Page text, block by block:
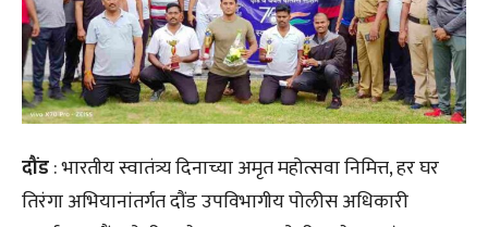
दौंड: भारतीय स्वातंत्र्य दिनाच्या अमृत महोत्सवा निमित्त, हर घर
तिरंगा अभियानांतर्गत दौंड उपविभागीय पोलीस अधिकारी